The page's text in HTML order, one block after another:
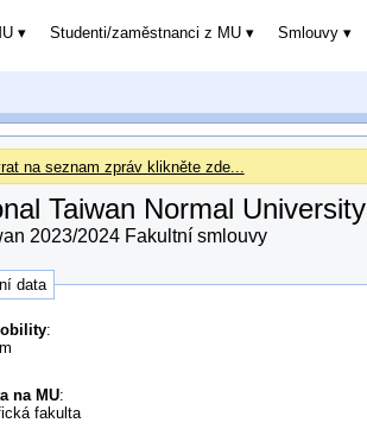
Studenti/zaměstnanci z MU Smlouvy
na seznam zpráv klikněte zde...
Taiwan Normal University
2023/2024 Fakultní smlouvy
data
:
na MU:
fakulta